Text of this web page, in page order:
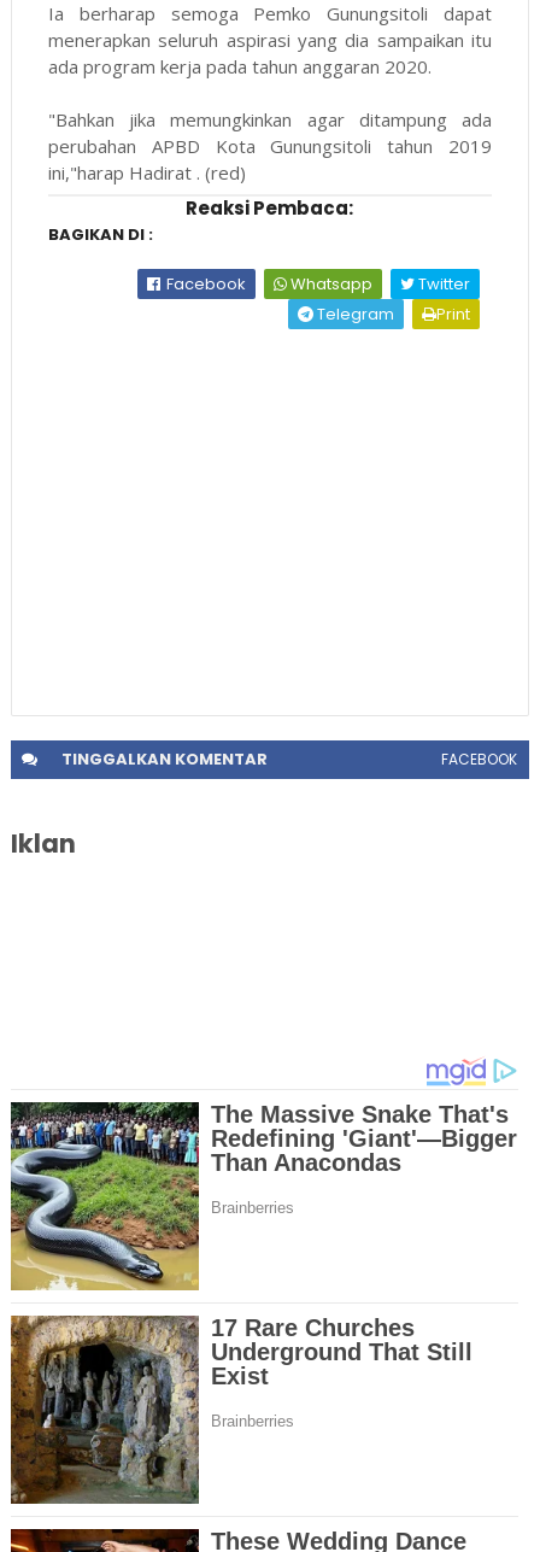
Ia berharap semoga Pemko Gunungsitoli dapat
menerapkan seluruh aspirasi yang dia sampaikan itu
ada program kerja pada tahun anggaran 2020.
"Bahkan jika memungkinkan agar ditampung ada
perubahan APBD Kota Gunungsitoli tahun 2019
ini,"harap Hadirat . (red)
Reaksi Pembaca:
BAGIKAN DI :
Facebook Whatsapp
Twitter
Telegram
Print
TINGGALKANKOMENTAR FACEBOOK
Iklan